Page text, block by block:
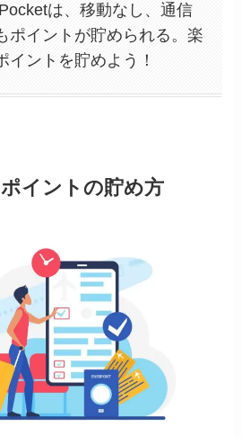
は、移動なし、通信
ポイントが貯められる。楽
イントを貯めよう！
イントの貯め方